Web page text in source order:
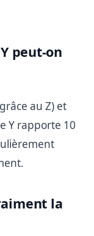
peut-on
au Z) et
Y rapporte 10
la